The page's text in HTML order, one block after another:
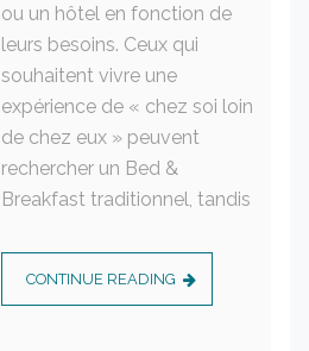
ou un hôtel en fonction de
leurs besoins. Ceux qui
souhaitent vivre une
expérience de « chez soi loin
de chez eux » peuvent
rechercher un Bed &
Breakfast traditionnel, tandis
CONTINUE READING